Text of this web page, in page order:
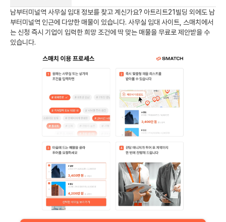
남부터미널역 사무실 임대 정보를 찾고 계신가요? 아트리트21빌딩 외에도 남
부터미널역 인근에 다양한 매물이 있습니다. 사무실 임대 사이트, 스매치에서
는 신청 즉시 기업이 입력한 희망 조건에 딱 맞는 매물을 무료로 제안받을 수
있습니다.